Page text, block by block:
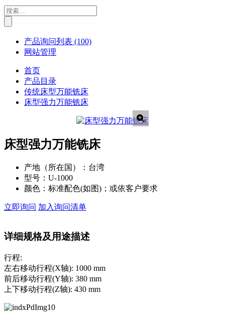
产品询问列表 (100)
网站管理
首页
产品目录
传统床型万能铣床
床型强力万能铣床
床型强力万能铣床
产地（所在国）： 台湾
型号： U-1000
颜色： 标准配色(如图)；或依客户要求
立即询问 加入询问清单
详细规格及用途描述
行程:
左右移动行程(X轴): 1000 mm
前后移动行程(Y轴): 380 mm
上下移动行程(Z轴): 430 mm